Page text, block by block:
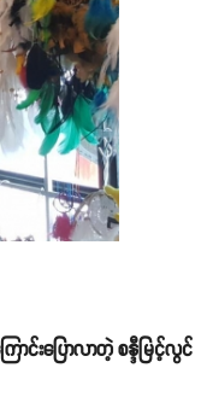
င်းပြောလာတဲ့ စန္ဒီမြင့်လွင်